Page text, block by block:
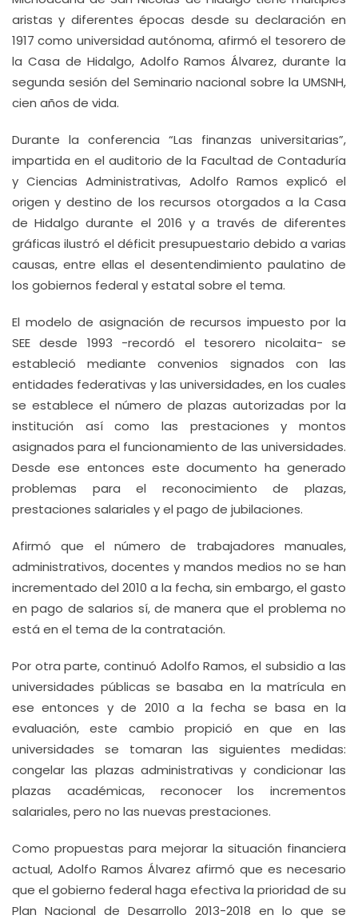
aristas y diferentes épocas desde su declaración en
1917 como universidad autónoma, afirmó el tesorero de
la Casa de Hidalgo, Adolfo Ramos Álvarez, durante la
segunda sesión del Seminario nacional sobre la UMSNH,
cien años de vida.
Durante la conferencia “Las finanzas universitarias”,
impartida en el auditorio de la Facultad de Contaduría
y Ciencias Administrativas, Adolfo Ramos explicó el
origen y destino de los recursos otorgados a la Casa
de Hidalgo durante el 2016 y a través de diferentes
gráficas ilustró el déficit presupuestario debido a varias
causas, entre ellas el desentendimiento paulatino de
los gobiernos federal y estatal sobre el tema.
El modelo de asignación de recursos impuesto por la
SEE desde 1993 -recordó el tesorero nicolaita- se
estableció mediante convenios signados con las
entidades federativas y las universidades, en los cuales
se establece el número de plazas autorizadas por la
institución así como las prestaciones y montos
asignados para el funcionamiento de las universidades.
Desde ese entonces este documento ha generado
problemas para el reconocimiento de plazas,
prestaciones salariales y el pago de jubilaciones.
Afirmó que el número de trabajadores manuales,
administrativos, docentes y mandos medios no se han
incrementado del 2010 a la fecha, sin embargo, el gasto
en pago de salarios sí, de manera que el problema no
está en el tema de la contratación.
Por otra parte, continuó Adolfo Ramos, el subsidio a las
universidades públicas se basaba en la matrícula en
ese entonces y de 2010 a la fecha se basa en la
evaluación, este cambio propició en que en las
universidades se tomaran las siguientes medidas:
congelar las plazas administrativas y condicionar las
plazas académicas, reconocer los incrementos
salariales, pero no las nuevas prestaciones.
Como propuestas para mejorar la situación financiera
actual, Adolfo Ramos Álvarez afirmó que es necesario
que el gobierno federal haga efectiva la prioridad de su
Plan Nacional de Desarrollo 2013-2018 en lo que se